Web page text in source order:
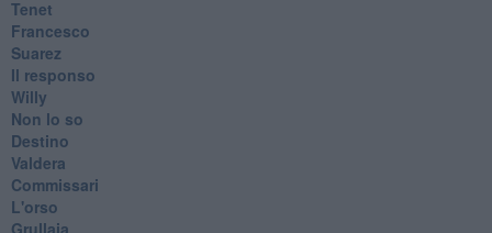
Tenet
Francesco
Suarez
​Il responso
Willy
Non lo so
Destino
Valdera
Commissari
L'orso
Grullaia